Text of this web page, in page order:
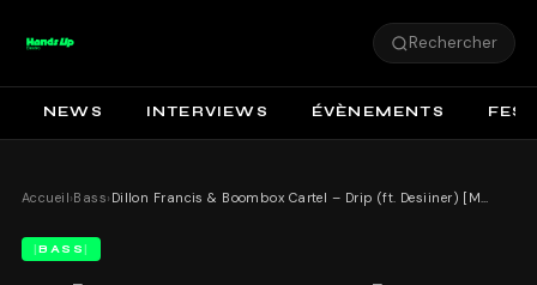
Rechercher
NEWS INTERVIEWS ÉVÈNEMENTS
Accueil›Bass› Dillon Francis & Boombox Cartel – Drip (ft. Desiiner) [Mad Decent]
BASS